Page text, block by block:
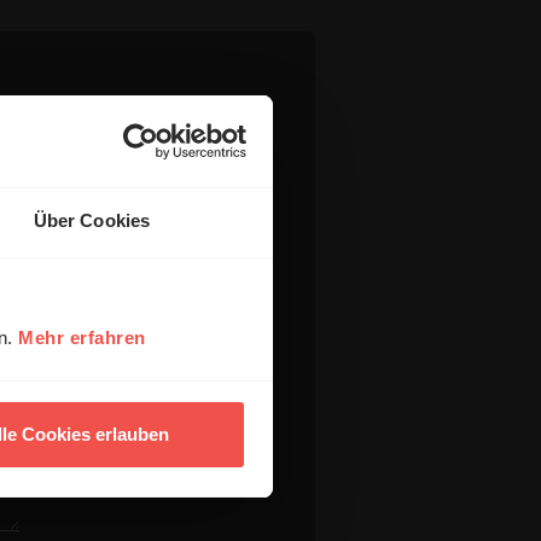
Über Cookies
Mehr erfahren
Cookies erlauben